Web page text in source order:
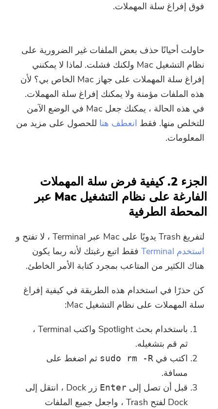
فوق إفراغ سلة المهملات.
حاولت أحيانًا حذف بعض الملفات غير الضرورية على
نظام التشغيل Mac ولكنك فشلت. لماذا لا يمكنني
إفراغ سلة المهملات على جهاز Mac الخاص بي؟ لأن
هذه الملفات مؤمنة ولا يمكنك إفراغ سلة المهملات.
في هذه الحالة ، يمكنك جعل Mac في الوضع الآمن
للتخلص منها. فقط انعطف هنا للحصول على مزيد من
المعلومات.
الجزء 2. كيفية فرض سلة المهملات
الفارغة على نظام التشغيل Mac عبر
المحطة الطرفية
لتفريغ Trash يدويًا على Mac عبر Terminal ، لا تفتح و
استخدم Terminal
فقط اتبع رغبتك لأنه ربما يكون
هناك الكثير من المتاعب بمجرد كتابة الأمر الخاطئ.
كن حذرًا في استخدام هذه الطريقة في كيفية إفراغ
سلة المهملات على نظام التشغيل Mac:
باستخدام بحث Spotlight واكتب Terminal ،
ثم قم بتشغيله.
اكتب فيsudo rm -R ثم اضغط على
مسافة.
قبل أن تصل إلىEnter
زر Dock ، انتقل إلى
Dock لفتح Trash ، واجعل جميع الملفات